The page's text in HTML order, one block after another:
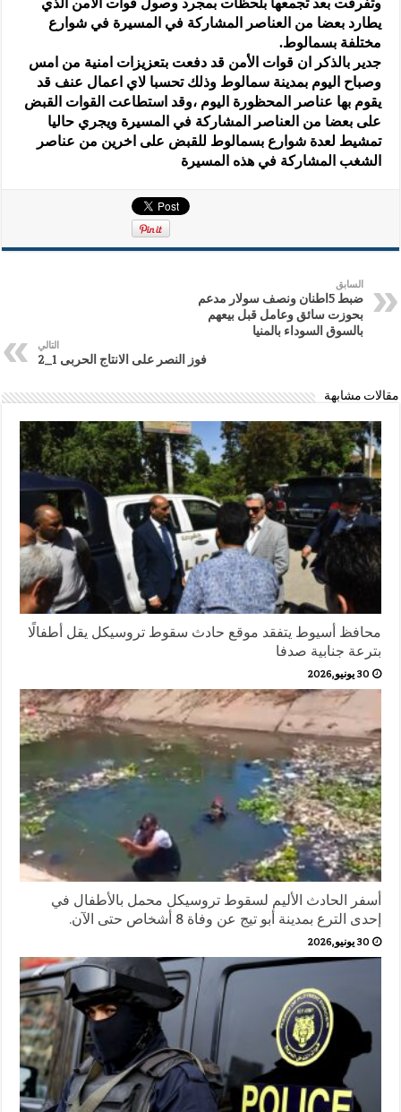
وتفرقت بعد تجمعها بلحظات بمجرد وصول قوات الامن الذي
يطارد بعضا من العناصر المشاركة في المسيرة في شوارع
مختلفة بسمالوط.
جدير بالذكر ان قوات الأمن قد دفعت بتعزيزات امنية من امس
وصباح اليوم بمدينة سمالوط وذلك تحسبا لاي اعمال عنف قد
يقوم بها عناصر المحظورة اليوم ،وقد استطاعت القوات القبض
على بعضا من العناصر المشاركة في المسيرة ويجري حاليا
تمشيط لعدة شوارع بسمالوط للقبض على اخرين من عناصر
الشغب المشاركة في هذه المسيرة
السابق
ضبط 5اطنان ونصف سولار مدعم
بحوزت سائق وعامل قبل بيعهم
بالسوق السوداء بالمنيا
التالي
فوز النصر على الانتاج الحربى 1_2
مقالات مشابهة
محافظ أسيوط يتفقد موقع حادث سقوط تروسيكل يقل أطفالًا
بترعة جنابية صدفا
30 يونيو,2026
أسفر الحادث الأليم لسقوط تروسيكل محمل بالأطفال في
إحدى الترع بمدينة أبو تيج عن وفاة 8 أشخاص حتى الآن.
30 يونيو,2026